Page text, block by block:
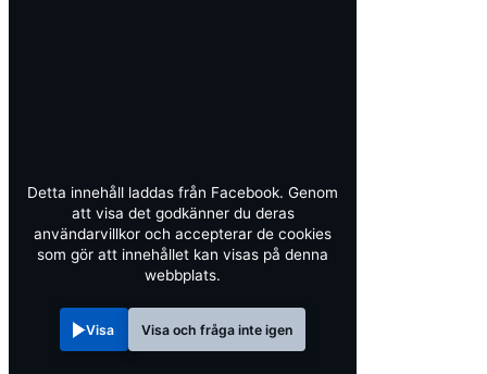
Detta innehåll laddas från Facebook. Genom
att visa det godkänner du deras
användarvillkor och accepterar de cookies
som gör att innehållet kan visas på denna
webbplats.
Visa Visa och fråga inte igen